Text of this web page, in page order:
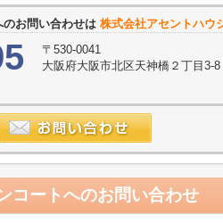
のお問い合わせは 株式会社アセントハウ
〒530-0041
大阪府大阪市北区天神橋２丁目3-
コートへのお問い合わせ